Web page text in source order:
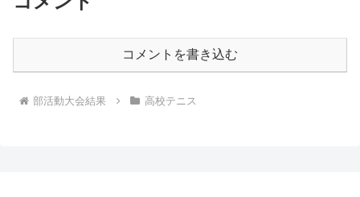
コメントを書き込む
部活動大会結果 高校テニス